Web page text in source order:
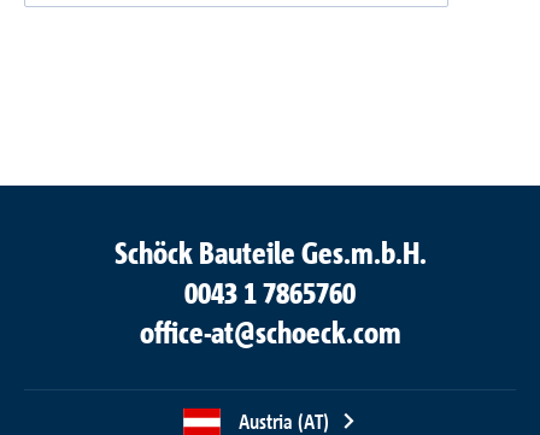
Schöck Bauteile Ges.m.b.H.
0043 1 7865760
office-at@schoeck.com
Austria (AT)